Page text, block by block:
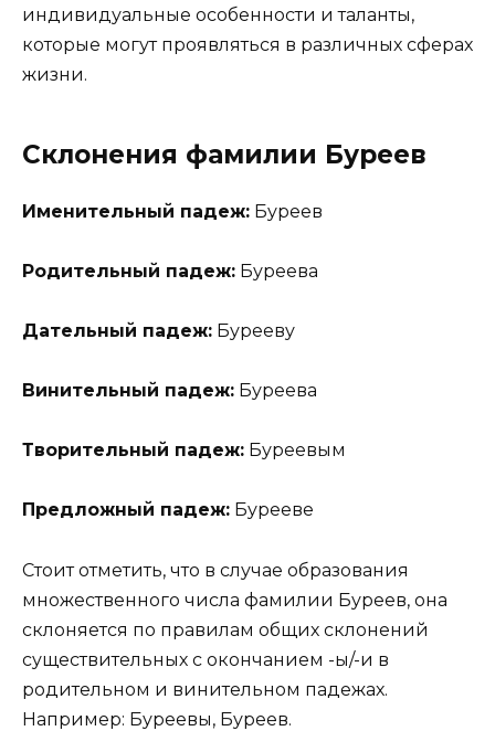
индивидуальные особенности и таланты,
которые могут проявляться в различных сферах
жизни.
Склонения фамилии Буреев
Именительный падеж: Буреев
Родительный падеж: Буреева
Дательный падеж: Бурееву
Винительный падеж: Буреева
Творительный падеж: Буреевым
Предложный падеж: Бурееве
Стоит отметить, что в случае образования
множественного числа фамилии Буреев, она
склоняется по правилам общих склонений
существительных с окончанием -ы/-и в
родительном и винительном падежах.
Например: Буреевы, Буреев.